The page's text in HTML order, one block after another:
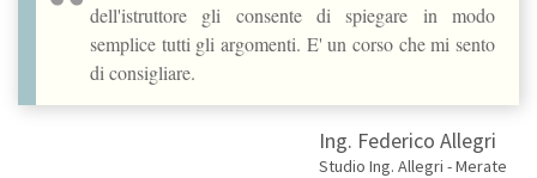
dell'istruttore gli consente di spiegare in modo
semplice tutti gli argomenti. E' un corso che mi sento
di consigliare.
Ing. Federico Allegri
Studio Ing. Allegri - Merate